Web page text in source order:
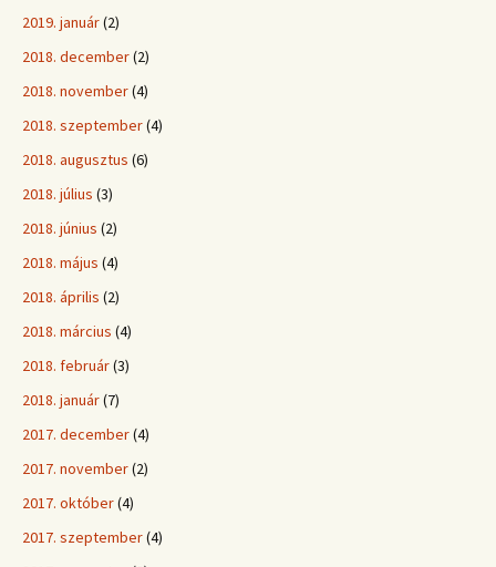
2019. január(2)
2018. december(2)
2018. november(4)
2018. szeptember(4)
2018. augusztus (6)
2018. július (3)
2018. június (2)
2018. május (4)
2018. április (2)
2018. március (4)
2018. február(3)
2018. január(7)
2017. december(4)
2017. november(2)
2017. október(4)
2017. szeptember(4)